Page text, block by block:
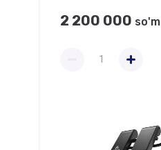
2 200 000 so'm